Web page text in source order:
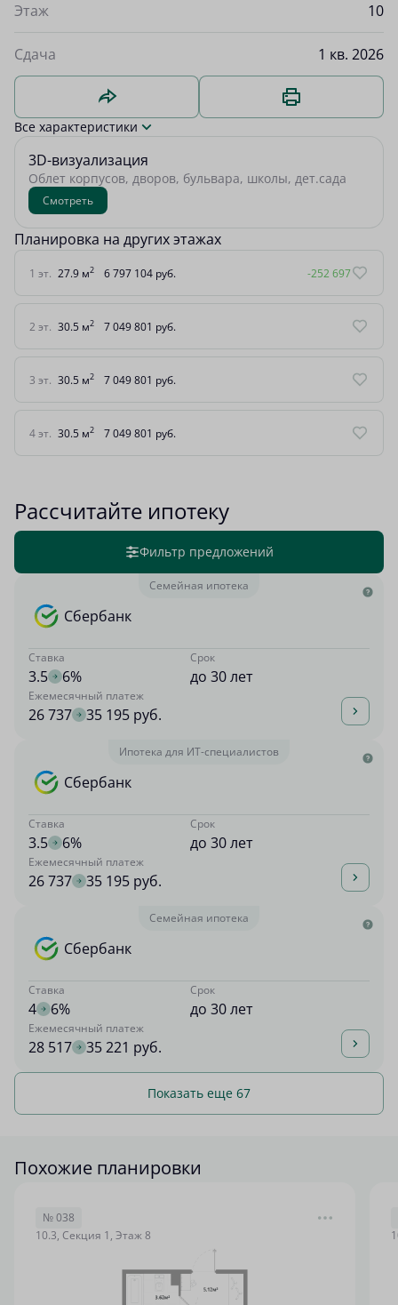
Этаж 10
Сдача 1 кв. 2026
Все характеристики
3D-визуализация
Облет корпусов, дворов, бульвара, школы, дет.сада
Смотреть
Планировка на других этажах
1 эт. 27.9 м2 6 797 104 руб. -252 697
2 эт. 30.5 м2 7 049 801 руб.
3 эт. 30.5 м2 7 049 801 руб.
4 эт. 30.5 м2 7 049 801 руб.
Рассчитайте ипотеку
Фильтр предложений
Семейная ипотека
Сбербанк
Ставка
3.5 6%
Срок
до 30 лет
Ежемесячный платеж
26 737 35 195 руб.
Ипотека для ИТ-специалистов
Сбербанк
Ставка
3.5 6%
Срок
до 30 лет
Ежемесячный платеж
26 737 35 195 руб.
Семейная ипотека
Сбербанк
Ставка
4 6%
Срок
до 30 лет
Ежемесячный платеж
28 517 35 221 руб.
Показать еще 67
Похожие планировки
№ 038
10.3, Секция 1, Этаж 8